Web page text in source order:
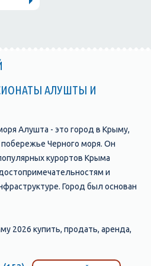
АЛУШТЫ И
Алушта - это город в Крыму,
Черного моря. Он
курортов Крыма
и
Город был основан
одним из главных туристических
гостевых домов, которые
номера и
из главных
2026 купить, продать, аренда,